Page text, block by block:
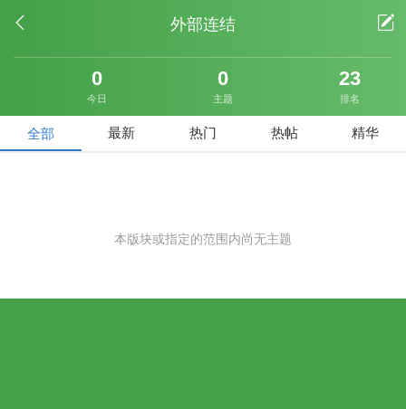
外部连结
0 0 23
全部 最新 热门 热帖 精华
本版块或指定的范围内尚无主题